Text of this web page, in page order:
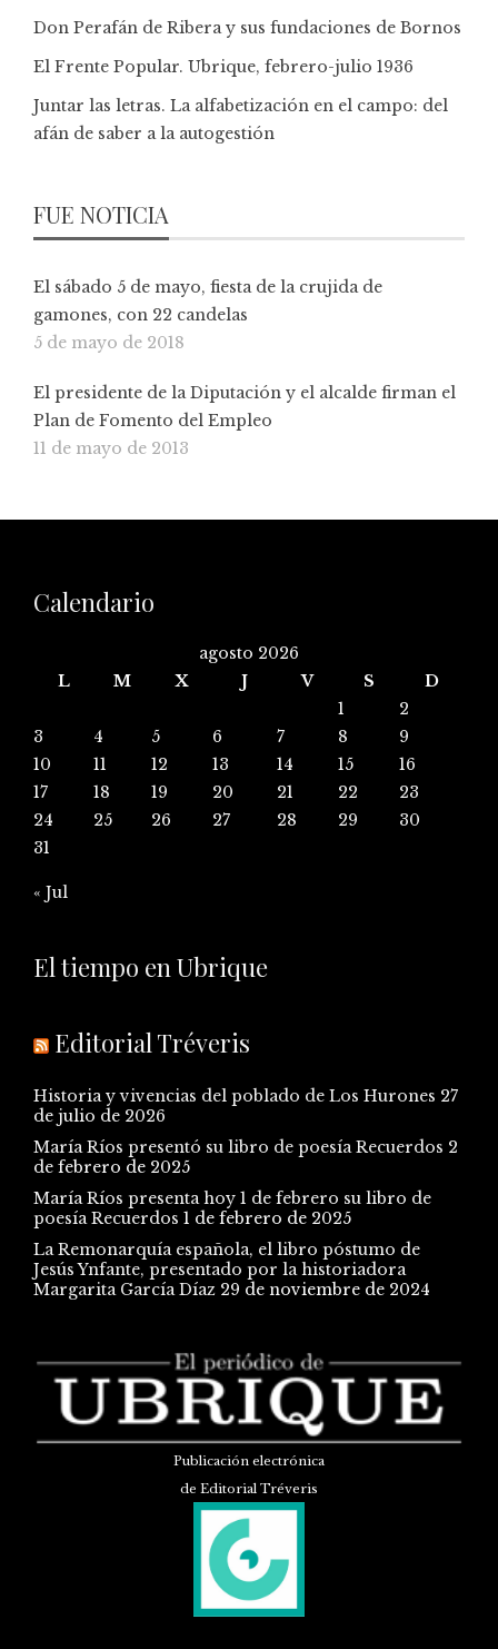
Don Perafán de Ribera y sus fundaciones de Bornos
El Frente Popular. Ubrique, febrero-julio 1936
Juntar las letras. La alfabetización en el campo: del
afán de saber a la autogestión
FUE NOTICIA
El sábado 5 de mayo, fiesta de la crujida de
gamones, con 22 candelas
5 de mayo de 2018
El presidente de la Diputación y el alcalde firman el
Plan de Fomento del Empleo
11 de mayo de 2013
Calendario
agosto 2026
L
M X J V S
D
1
2
3
4 5 6 7 8
9
10
11 12 13 14 15
16
17
18 19 20 21 22
23
24
25 26 27 28 29
30
31
« Jul
El tiempo en Ubrique
Editorial Tréveris
Historia y vivencias del poblado de Los Hurones 27
de julio de 2026
María Ríos presentó su libro de poesía Recuerdos 2
de febrero de 2025
María Ríos presenta hoy 1 de febrero su libro de
poesía Recuerdos 1 de febrero de 2025
La Remonarquía española, el libro póstumo de
Jesús Ynfante, presentado por la historiadora
Margarita García Díaz 29 de noviembre de 2024
Publicación electrónica
de Editorial Tréveris